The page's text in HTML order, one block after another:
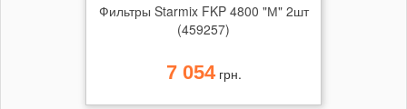
Фильтры Starmix FKP 4800 "М" 2шт
(459257)
7 054грн.